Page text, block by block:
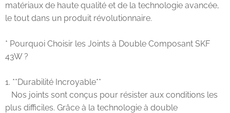
matériaux de haute qualité et de la technologie avancée,
le tout dans un produit révolutionnaire.
* Pourquoi Choisir les Joints à Double Composant SKF
43W ?
1. **Durabilité Incroyable**
Nos joints sont conçus pour résister aux conditions les
plus difficiles. Grâce à la technologie à double